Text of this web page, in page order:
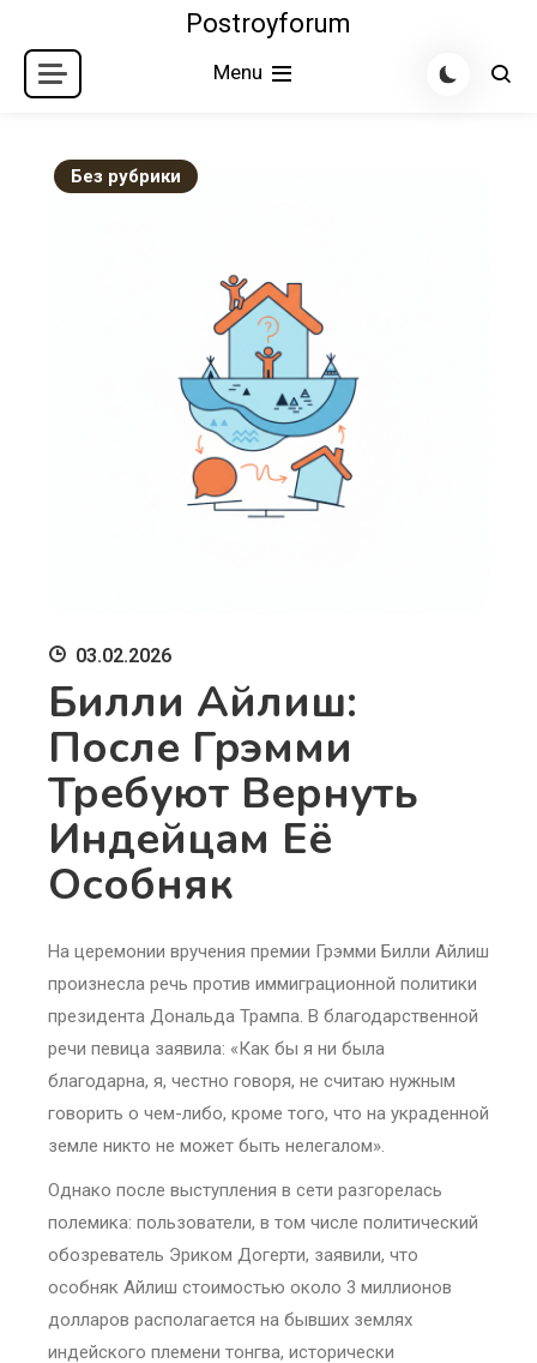
content
Postroyforum
Menu
Без рубрики
03.02.2026
Билли Айлиш:
После Грэмми
Требуют Вернуть
Индейцам Её
Особняк
На церемонии вручения премии Грэмми Билли Айлиш
произнесла речь против иммиграционной политики
президента Дональда Трампа. В благодарственной
речи певица заявила: «Как бы я ни была
благодарна, я, честно говоря, не считаю нужным
говорить о чем-либо, кроме того, что на украденной
земле никто не может быть нелегалом».
Однако после выступления в сети разгорелась
полемика: пользователи, в том числе политический
обозреватель Эриком Догерти, заявили, что
особняк Айлиш стоимостью около 3 миллионов
долларов располагается на бывших землях
индейского племени тонгва, исторически